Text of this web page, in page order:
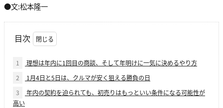
●文:松本隆一
目次
1
理想は年内に1回目の商談、そして年明けに一気に決めるやり方
2
1月4日と5日は、クルマが安く狙える勝負の日
3
年内の契約を迫られても、初売りはもっといい条件になる可能性が
高い